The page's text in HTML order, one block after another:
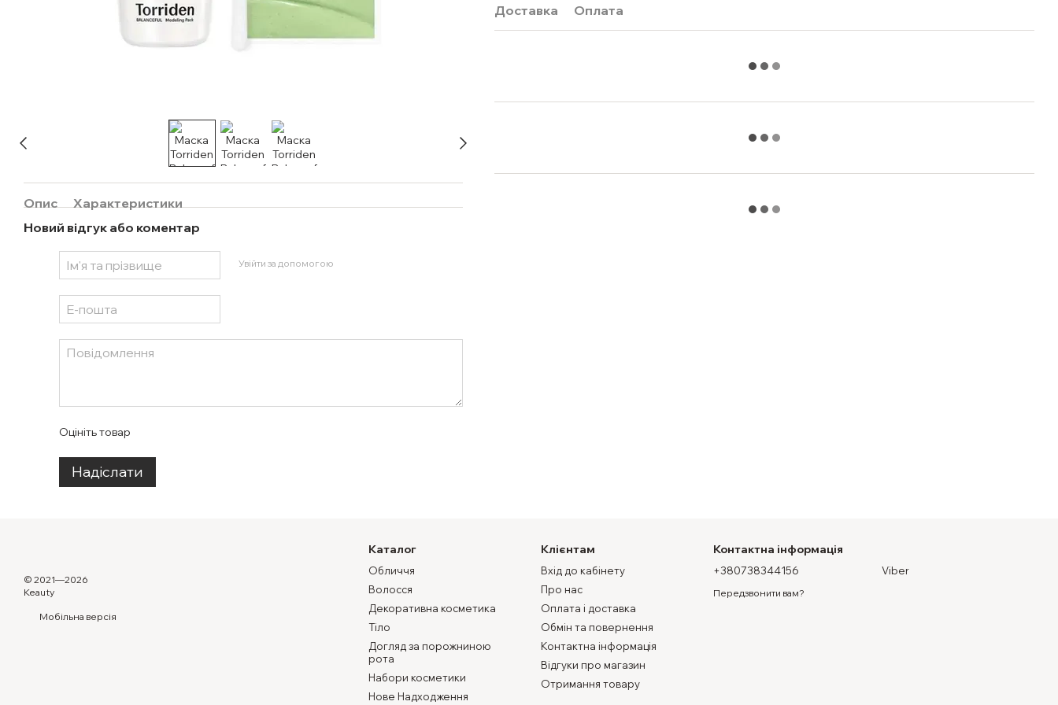
Опис
Характеристики
Новий відгук або коментар
Увійти за допомогою
Оцініть товар
Надіслати
Доставка Оплата
© 2021—2026
Keauty
Мобільна версія
Каталог
Обличчя
Волосся
Декоративна косметика
Тіло
Догляд за порожниною
рота
Набори косметики
Нове Надходження
Клієнтам
Вхід до кабінету
Про нас
Оплата і доставка
Обмін та повернення
Контактна інформація
Відгуки про магазин
Отримання товару
Контактна інформація
+380738344156
Передзвонити вам?
Viber